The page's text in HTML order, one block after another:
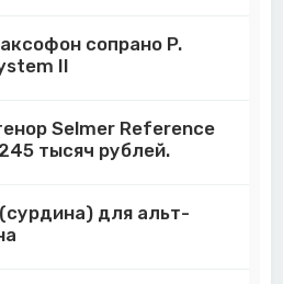
сопрано P.
II
Selmer Reference
тысяч рублей.
для альт-